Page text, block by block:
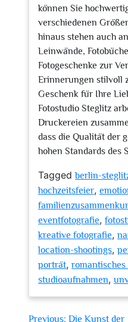
können Sie
verschiedenen
hinaus stehen auch
Leinwände,
Fotogeschenke zur
Erinnerungen stilvoll
Geschenk für Ihre
Fotostudio Steglitz
Druckereien
dass die Qualität der
hohen Standards des
Taggedberlin-
hochzeitsfeier,
eventfotografie,
kreative fotografie,
location-shootings,
porträt,
studioaufnahmen,
Previous: Die Kunst der